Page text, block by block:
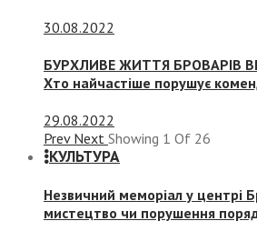
30.08.2022
БУРХЛИВЕ ЖИТТЯ БРОВАРІВ
Хто найчастіше порушує
29.08.2022
Prev Next Showing 1 Of 26
КУЛЬТУРА
Незвичний меморіал у центрі
мистецтво чи порушення